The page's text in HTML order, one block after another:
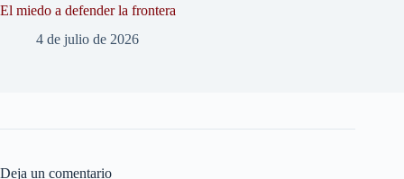
El miedo a defender la frontera
4 de julio de 2026
Deja un comentario